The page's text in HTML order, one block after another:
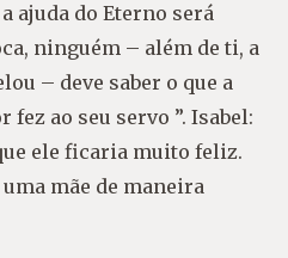
ajuda do Eterno será
ninguém – além de ti, a
– deve saber o que a
fez ao seu servo ”. Isabel:
ele ficaria muito feliz.
mãe de maneira